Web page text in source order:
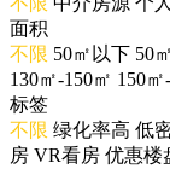
面积
不限 50㎡以下 50
130㎡-150㎡ 150㎡
标签
不限 绿化率高 低
房 VR看房 优惠楼